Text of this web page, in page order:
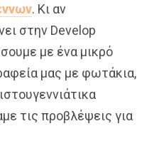
. Κι αν
στην Develop
με ένα μικρό
μας με φωτάκια,
τις προβλέψεις για